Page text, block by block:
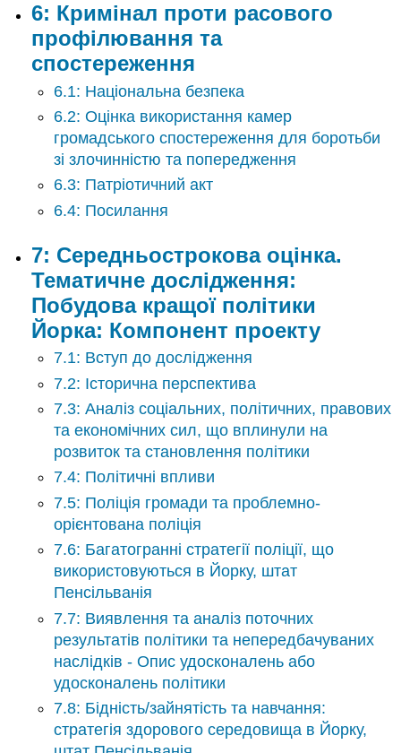
програми
та
національна
безпека/
безпека
міста
12:
Пошук
етичних
з
суспільства
13:
Кримінальне
профілювання:
Добре,
погане
і
потворне
14:
поправки
Конституції
США:
чи
розробці
соціальної
політики
Америці,
зокрема
однаково
Індекс
Глосарій
6: Кримінал проти расового
профілювання та
спостереження
6.1: Національна безпека
6.2: Оцінка використання камер
громадського спостереження для боротьби
зі злочинністю та попередження
6.3: Патріотичний акт
6.4: Посилання
7: Середньострокова оцінка.
Тематичне дослідження:
Побудова кращої політики
Йорка: Компонент проекту
7.1: Вступ до дослідження
7.2: Історична перспектива
7.3: Аналіз соціальних, політичних, правових
та економічних сил, що вплинули на
розвиток та становлення політики
7.4: Політичні впливи
7.5: Поліція громади та проблемно-
орієнтована поліція
7.6: Багатогранні стратегії поліції, що
використовуються в Йорку, штат
Пенсільванія
7.7: Виявлення та аналіз поточних
результатів політики та непередбачуваних
наслідків - Опис удосконалень або
удосконалень політики
7.8: Бідність/зайнятість та навчання:
стратегія здорового середовища в Йорку,